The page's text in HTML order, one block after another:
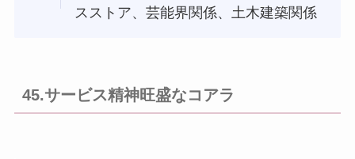
スストア、芸能界関係、土木建築関係
45.サービス精神旺盛なコアラ